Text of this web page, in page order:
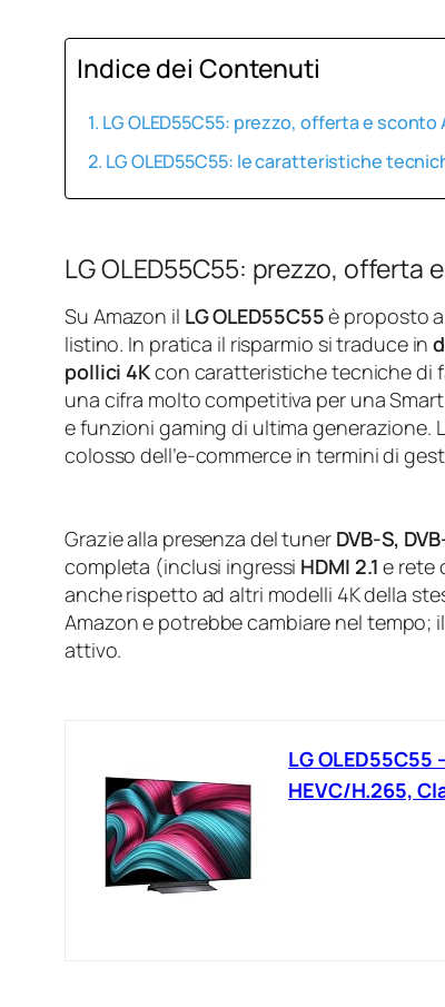
Indice dei Contenuti
LG OLED55C55: prezzo, offerta e sconto
LG OLED55C55: le caratteristiche
LG OLED55C55: prezzo, offerta
Su Amazon il LG OLED55C55è proposto a
listino. In pratica il risparmio si traduce in
pollici 4Kcon caratteristiche tecniche di
una cifra molto competitiva per una
e funzioni gaming di ultima generazione.
colosso dell’e‑commerce in termini di
Grazie alla presenza del tuner DVB-S,
completa (inclusi ingressi HDMI 2.1 e rete
anche rispetto ad altri modelli 4K della
Amazon e potrebbe cambiare nel
attivo.
LG OLED55C55
HEVC/H.265,